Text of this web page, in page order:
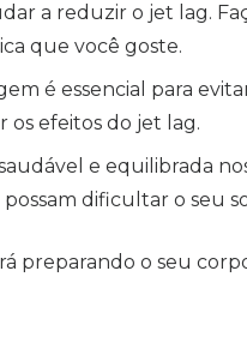
a reduzir o jet lag.
que você goste.
é essencial para
os efeitos do jet lag.
e equilibrada
dificultar o seu
preparando o seu